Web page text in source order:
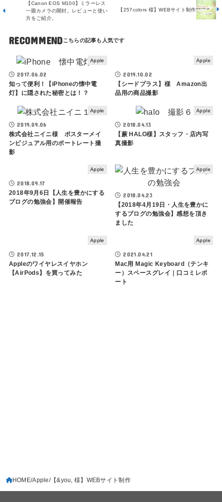
【Canon EOS M100】ミラーレス
一眼カメラの開封。レビューと使い
方をご紹介。
【257colors 様】WEBサイト制作
RECOMMEND
Apple
2017.06.02
知って便利！【iPhoneの懐中電
灯】に隠された秘密とは！？
Apple
2019.10.02
【シードプラス】様 Amazon出
品用の商品撮影
Apple
2019.09.06
株式会社ニイニ様 ポスターメイ
ンビジュアル用のポートレート撮
影
Apple
2018.04.13
【蕨 HALO様】スタッフ・店内写
真撮影
Apple
2018.09.17
2018年9月6日【人生を豊かにする
ブログの勉強会】開催報告
Apple
2018.04.23
【2018年4月19日・人生を豊かに
するブログの勉強会】感想を頂き
ました
Apple
2017.12.15
Appleのワイヤレスイヤホン
【AirPods】を買ってみた
Apple
2021.04.21
Mac用 Magic Keyboard（テンキ
ー）スペースグレイ｜口コミレポ
ート
HOME Apple 【&you, 様】WEBサイト制作